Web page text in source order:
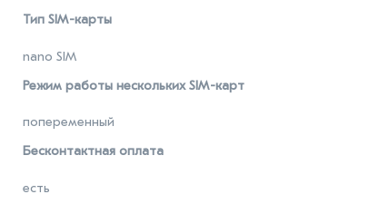
Тип SIM-карты
nano SIM
Режим работы нескольких SIM-карт
попеременный
Бесконтактная оплата
есть